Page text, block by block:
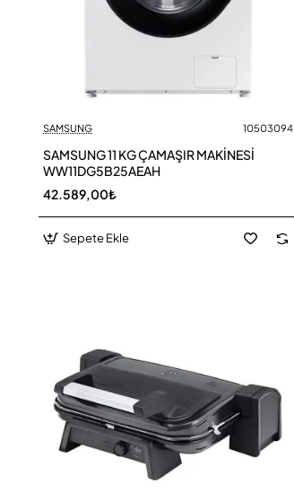
SAMSUNG 10503094
SAMSUNG 11 KG ÇAMAŞIR MAKİNESİ
WW11DG5B25AEAH
42.589,00₺
Sepete Ekle